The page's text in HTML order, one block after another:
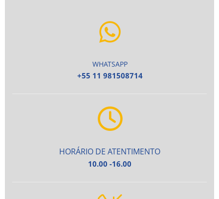
WHATSAPP
+55 11 981508714
HORÁRIO DE ATENTIMENTO
10.00 -16.00